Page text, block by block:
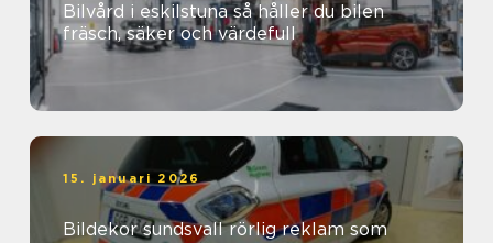
Bilvård i eskilstuna så håller du bilen
fräsch, säker och värdefull
15. januari 2026
Bildekor sundsvall rörlig reklam som